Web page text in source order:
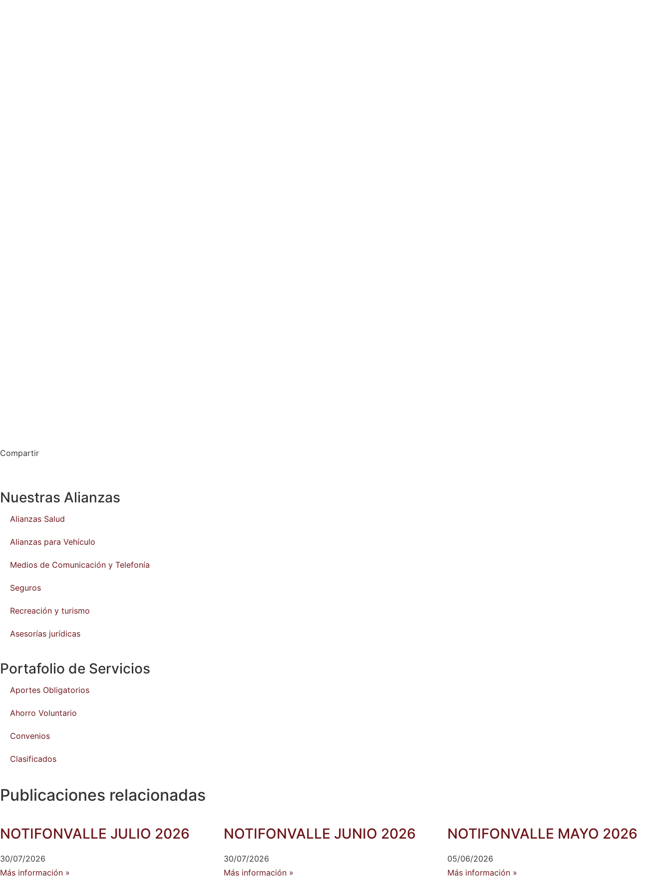
Compartir
Nuestras Alianzas
Alianzas Salud
Alianzas para Vehículo
Medios de Comunicación y Telefonía
Seguros
Recreación y turismo
Asesorías jurídicas
Portafolio de Servicios
Aportes Obligatorios
Ahorro Voluntario
Convenios
Clasificados
Publicaciones relacionadas
NOTIFONVALLE JULIO 2026
30/07/2026
Más información »
NOTIFONVALLE JUNIO 2026
30/07/2026
Más información »
NOTIFONVALLE MAYO 2026
05/06/2026
Más información »